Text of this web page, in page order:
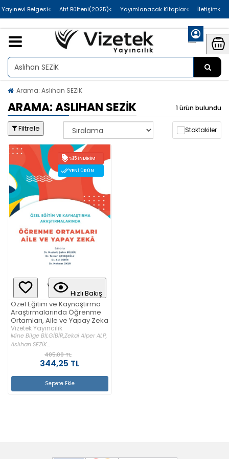
>İletişim
>Yayımlanacak Kitaplar
>Atıf Bülteni(2025)
>Uluslararası Yayınevi Belgesi
Arama: Aslıhan SEZİK
ARAMA: ASLIHAN SEZİK 1 ürün bulundu
Filtrele Stoktakiler
%15 İNDIRIM
YENI ÜRÜN
Hızlı Bakış
Özel Eğitim ve Kaynaştırma
Araştırmalarında Öğrenme
Ortamları, Aile ve Yapay Zeka
Vizetek Yayıncılık
Mine Bilge BİLGİBİR,Zekai Alper ALP,
Aslıhan SEZİK...
405,00 TL
344,25 TL
Sepete Ekle